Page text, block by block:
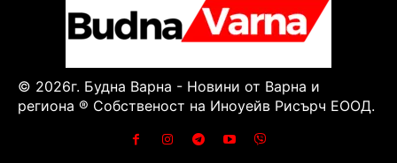
© 2026г. Будна Варна - Новини от Варна и
региона ® Собственост на Иноуейв Рисърч ЕООД.